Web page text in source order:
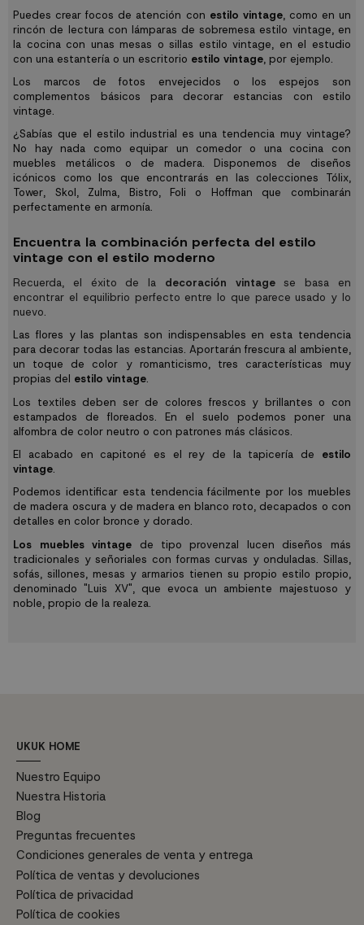
Puedes crear focos de atención con estilo vintage, como en un
rincón de lectura con lámparas de sobremesa estilo vintage, en
la cocina con unas mesas o sillas estilo vintage, en el estudio
con una estantería o un escritorio estilo vintage, por ejemplo.
Los marcos de fotos envejecidos o los espejos son
complementos básicos para decorar estancias con estilo
vintage.
¿Sabías que el estilo industrial es una tendencia muy vintage?
No hay nada como equipar un comedor o una cocina con
muebles metálicos o de madera. Disponemos de diseños
icónicos como los que encontrarás en las colecciones Tólix,
Tower, Skol, Zulma, Bistro, Foli o Hoffman que combinarán
perfectamente en armonía.
Encuentra la combinación perfecta del estilo
vintage con el estilo moderno
Recuerda, el éxito de la decoración vintagese basa en
encontrar el equilibrio perfecto entre lo que parece usado y lo
nuevo.
Las flores y las plantas son indispensables en esta tendencia
para decorar todas las estancias. Aportarán frescura al ambiente,
un toque de color y romanticismo, tres características muy
propias del estilo vintage.
Los textiles deben ser de colores frescos y brillantes o con
estampados de floreados. En el suelo podemos poner una
alfombra de color neutro o con patrones más clásicos.
El acabado en capitoné es el rey de la tapicería de estilo
vintage.
Podemos identificar esta tendencia fácilmente por los muebles
de madera oscura y de madera en blanco roto, decapados o con
detalles en color bronce y dorado.
Los muebles vintage de tipo provenzal lucen diseños más
tradicionales y señoriales con formas curvas y onduladas. Sillas,
sofás, sillones, mesas y armarios tienen su propio estilo propio,
denominado "Luis XV", que evoca un ambiente majestuoso y
noble, propio de la realeza.
UKUK HOME
Nuestro Equipo
Nuestra Historia
Blog
Preguntas frecuentes
Condiciones generales de venta y entrega
Política de ventas y devoluciones
Política de privacidad
Política de cookies